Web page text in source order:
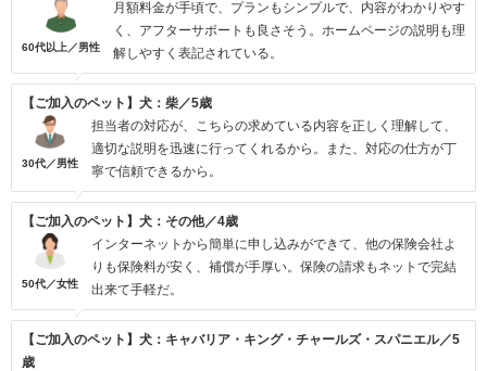
60代以上／男性
月額料金が手頃で、プランもシンプルで、内容がわかりやす
く、アフターサポートも良さそう。ホームページの説明も理
解しやすく表記されている。
【ご加入のペット】犬：柴／5歳
30代／男性
担当者の対応が、こちらの求めている内容を正しく理解して、
適切な説明を迅速に行ってくれるから。また、対応の仕方が丁
寧で信頼できるから。
【ご加入のペット】犬：その他／4歳
50代／女性
インターネットから簡単に申し込みができて、他の保険会社よ
りも保険料が安く、補償が手厚い。保険の請求もネットで完結
出来て手軽だ。
【ご加入のペット】犬：キャバリア・キング・チャールズ・スパニエル／5
歳